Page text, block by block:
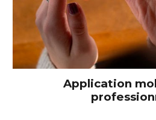
Application